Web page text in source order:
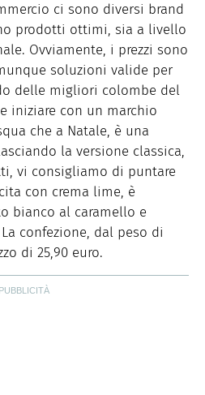
ci sono diversi brand
prodotti ottimi, sia a livello
Ovviamente, i prezzi sono
soluzioni valide per
delle migliori colombe del
iniziare con un marchio
che a Natale, è una
la versione classica,
vi consigliamo di puntare
con crema lime, è
bianco al caramello e
confezione, dal peso di
di 25,90 euro.